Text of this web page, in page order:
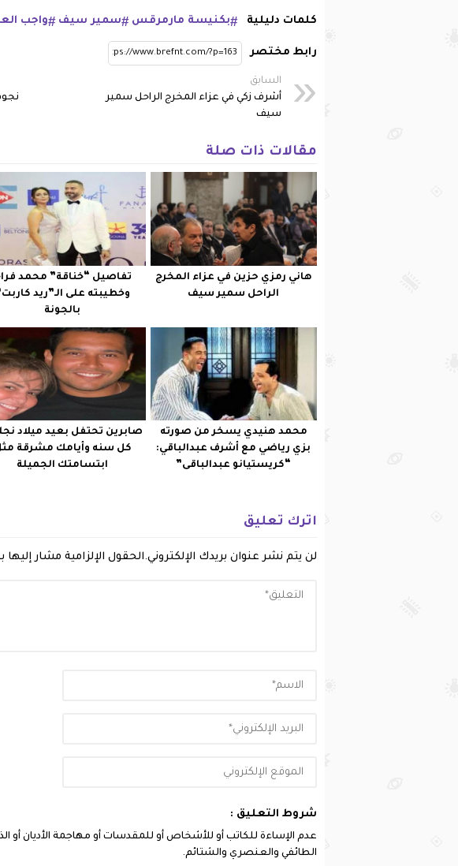
كلمات دليلية بكنيسة مارمرقس سمير سيف واجب
رابط مختصر
السابق
أشرف زكي في عزاء المخرج الراحل سمير
سيف
مقالات ذات صلة
هاني رمزي حزين في عزاء المخرج
الراحل سمير سيف
تفاصيل “خناقة” محمد
وخطيبته على الـ”ريد
بالجونة
محمد هنيدي يسخر من صورته
بزي رياضي مع أشرف عبدالباقي:
“كريستيانو عبدالباقى”
صابرين تحتفل بعيد ميلاد
كل سنه وأيامك مشرقة
ابتسامتك الجميلة
اترك تعليق
لن يتم نشر عنوان بريدك الإلكتروني.الحقول الإلزامية مشار إليها بـ
شروط التعليق :
عدم الإساءة للكاتب أو للأشخاص أو للمقدسات أو مهاجمة الأديان أو
الطائفي والعنصري والشتائم.